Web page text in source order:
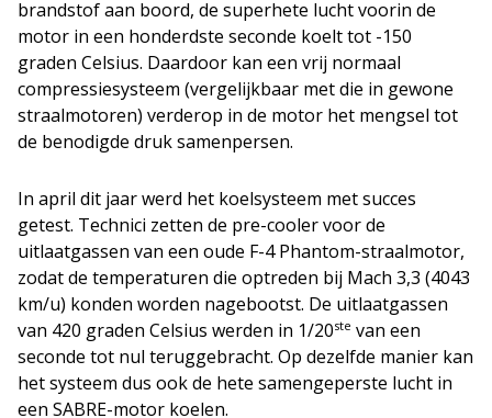
brandstof aan boord, de superhete lucht voorin de
motor in een honderdste seconde koelt tot -150
graden Celsius. Daardoor kan een vrij normaal
compressiesysteem (vergelijkbaar met die in gewone
straalmotoren) verderop in de motor het mengsel tot
de benodigde druk samenpersen.
In april dit jaar werd het koelsysteem met succes
getest. Technici zetten de pre-cooler voor de
uitlaatgassen van een oude F-4 Phantom-straalmotor,
zodat de temperaturen die optreden bij Mach 3,3 (4043
km/u) konden worden nagebootst. De uitlaatgassen
van 420 graden Celsius werden in 1/20ste van een
seconde tot nul teruggebracht. Op dezelfde manier kan
het systeem dus ook de hete samengeperste lucht in
een SABRE-motor koelen.